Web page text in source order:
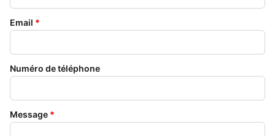
Email *
Numéro de téléphone
Message *